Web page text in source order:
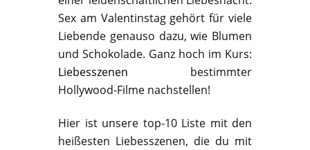
Sex am Valentinstag gehört für viele
Liebende genauso dazu, wie Blumen
und Schokolade. Ganz hoch im Kurs:
Liebesszenen bestimmter
Hollywood-Filme nachstellen!
Hier ist unsere top-10 Liste mit den
heißesten Liebesszenen, die du mit